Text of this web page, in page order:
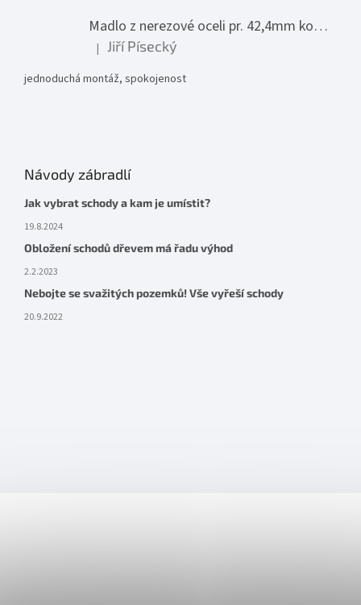
Madlo z nerezové oceli pr. 42,4mm komplet - model 0116 - 3000mm
Hodnocení produktu je 5 z 5 hvězdiček.
| Jiří Písecký
jednoduchá montáž, spokojenost
Návody zábradlí
Jak vybrat schody a kam je umístit?
19.8.2024
Obložení schodů dřevem má řadu výhod
2.2.2023
Nebojte se svažitých pozemků! Vše vyřeší schody
20.9.2022